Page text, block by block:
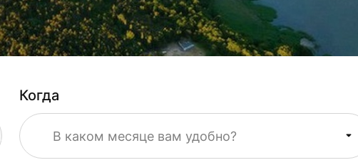
Когда
В каком месяце вам удобно?